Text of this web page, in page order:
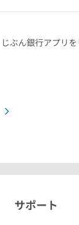
ぶん銀行アプリ
サポート